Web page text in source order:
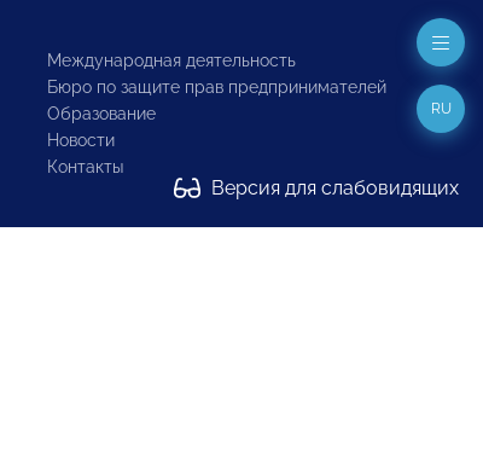
Международная деятельность
Бюро по защите прав предпринимателей
Образование
Новости
Контакты
Версия для слабовидящих
RU